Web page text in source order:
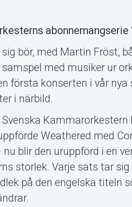
bör, med Martin Fröst,
med musiker ur
första konserten i vår nya
i närbild.
Svenska
Weathered med
blir den uruppförd i en
storlek. Varje sats tar
på den engelska titeln